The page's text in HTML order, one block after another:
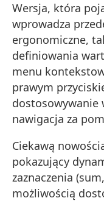
Wersja, która
wprowadza
ergonomiczne,
definiowania
menu
prawym
dostosowywanie
nawigacja za
Ciekawą
pokazujący
zaznaczenia
możliwością